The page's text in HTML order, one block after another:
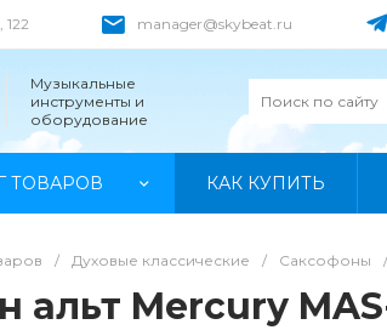
manager@skybeat.ru
Музыкальные
инструменты и
оборудование
ТОВАРОВ КАК КУПИТЬ
/ Духовые классические / Саксофоны /
альт Mercury